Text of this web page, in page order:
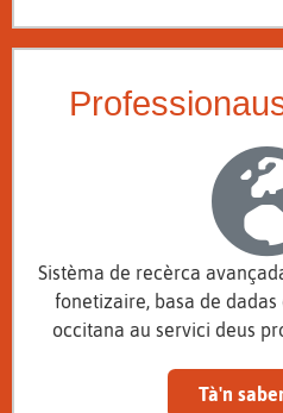
Sistèma de recèrca
fonetizaire, basa de
occitana au servici deus
Tà'n